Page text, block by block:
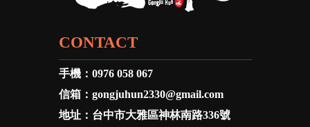
CONTACT
手機： 0976 058 067
信箱： gongjuhun2330@gmail.com
地址： 台中市大雅區神林南路336號